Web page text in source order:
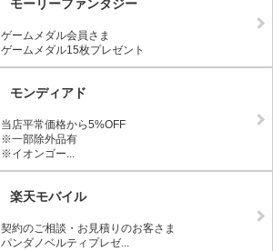
モーリーファンタジー
ゲームメダル会員さま
ゲームメダル15枚プレゼント
モンディアド
当店平常価格から5%OFF
※一部除外品有
※イオンゴー...
楽天モバイル
契約のご相談・お見積りのお客さま
パンダノベルティプレゼ...